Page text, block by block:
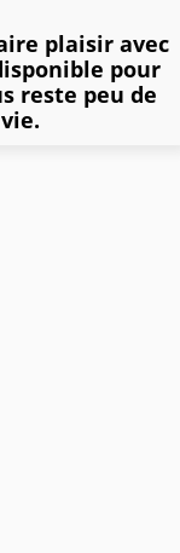
plaisir avec
pour
reste peu de